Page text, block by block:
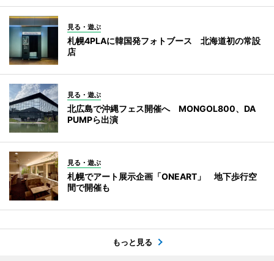
見る・遊ぶ
札幌4PLAに韓国発フォトブース 北海道初の常設
店
見る・遊ぶ
北広島で沖縄フェス開催へ MONGOL800、DA
PUMPら出演
見る・遊ぶ
札幌でアート展示企画「ONEART」 地下歩行空
間で開催も
もっと見る